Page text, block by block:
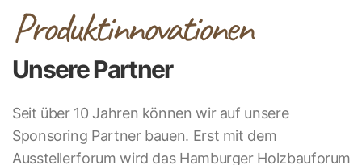
Produktinnovationen
Unsere Partner
Seit über 10 Jahren können wir auf unsere
Sponsoring Partner bauen. Erst mit dem
Ausstellerforum wird das Hamburger Holzbauforum